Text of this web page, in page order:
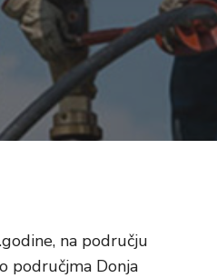
na području
područjma Donja